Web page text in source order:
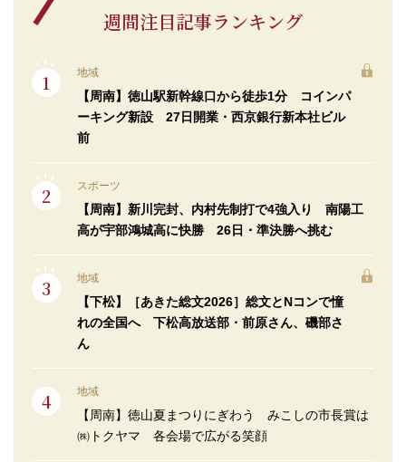
週間注目記事ランキング
地域
【周南】徳山駅新幹線口から徒歩1分 コインパ
ーキング新設 27日開業・西京銀行新本社ビル
前
スポーツ
【周南】新川完封、内村先制打で4強入り 南陽工
高が宇部鴻城高に快勝 26日・準決勝へ挑む
地域
【下松】［あきた総文2026］総文とNコンで憧
れの全国へ 下松高放送部・前原さん、磯部さ
ん
地域
【周南】徳山夏まつりにぎわう みこしの市長賞は
㈱トクヤマ 各会場で広がる笑顔